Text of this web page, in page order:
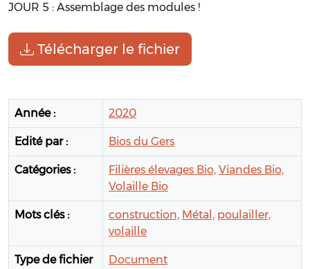
JOUR 5 : Assemblage des modules !
Télécharger le fichier
Année : 2020
Edité par : Bios du Gers
Catégories : Filières élevages Bio, Viandes Bio,
Volaille Bio
Mots clés : construction, Métal, poulailler,
volaille
Type de fichier
Document